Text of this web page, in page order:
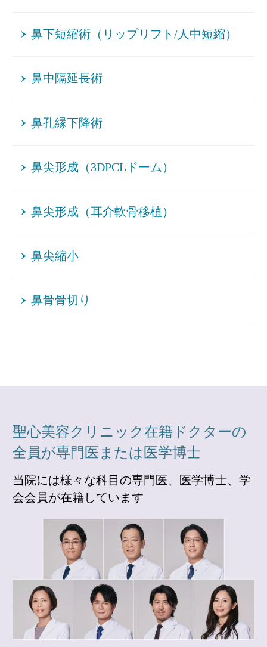
鼻下短縮術（リップリフト/人中短縮）
鼻中隔延長術
鼻孔縁下降術
鼻尖形成（3DPCLドーム）
鼻尖形成（耳介軟骨移植）
鼻尖縮小
鼻骨骨切り
聖心美容クリニック在籍ドクターの
全員が専門医または医学博士
当院には様々な科目の専門医、医学博士、学
会会員が在籍しています